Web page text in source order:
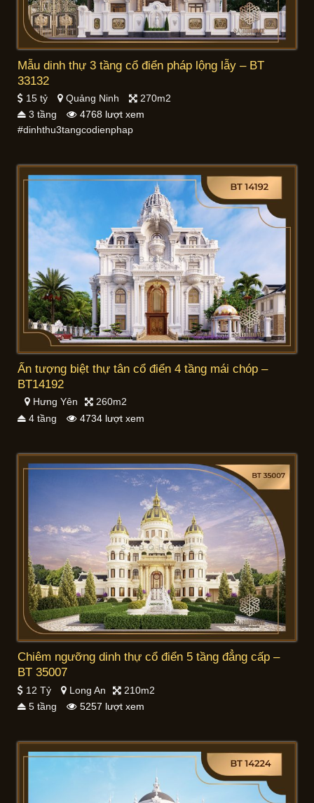
Mẫu dinh thự 3 tầng cổ điển pháp lộng lẫy – BT
33132
15 tỷ Quảng Ninh
270m2
3 tầng
4768 lượt xem
#dinhthu3tangcodienphap
Ấn tượng biệt thự tân cổ điển 4 tầng mái chóp –
BT14192
Hưng Yên
260m2
4 tầng
4734 lượt xem
Chiêm ngưỡng dinh thự cổ điển 5 tầng đẳng cấp –
BT 35007
12 Tỷ Long An
210m2
5 tầng
5257 lượt xem